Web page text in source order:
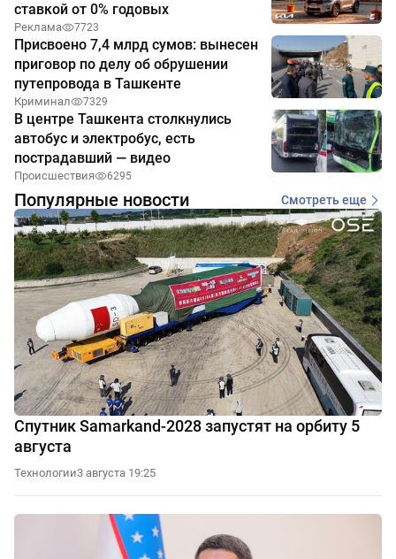
ставкой от 0% годовых
Реклама 7723
Присвоено 7,4 млрд сумов: вынесен
приговор по делу об обрушении
путепровода в Ташкенте
Криминал 7329
В центре Ташкента столкнулись
автобус и электробус, есть
пострадавший — видео
Происшествия 6295
Популярные новости Смотреть еще
Спутник Samarkand-2028 запустят на орбиту 5
августа
Технологии3 августа 19:25